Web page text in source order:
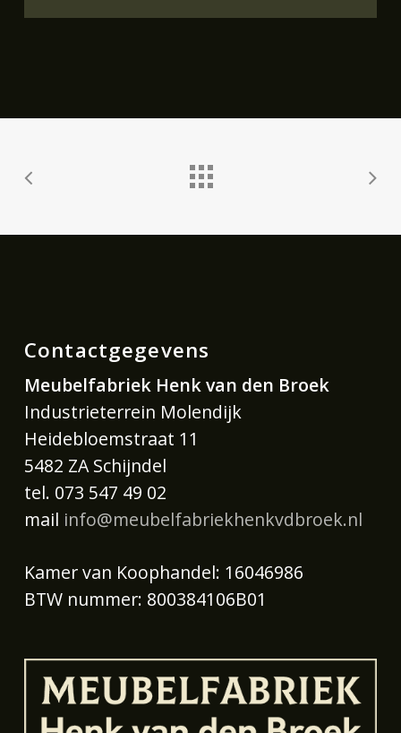
Contactgegevens
Meubelfabriek Henk van den Broek
Industrieterrein Molendijk
Heidebloemstraat 11
5482 ZA Schijndel
tel. 073 547 49 02
mail info@meubelfabriekhenkvdbroek.nl
Kamer van Koophandel: 16046986
BTW nummer: 800384106B01